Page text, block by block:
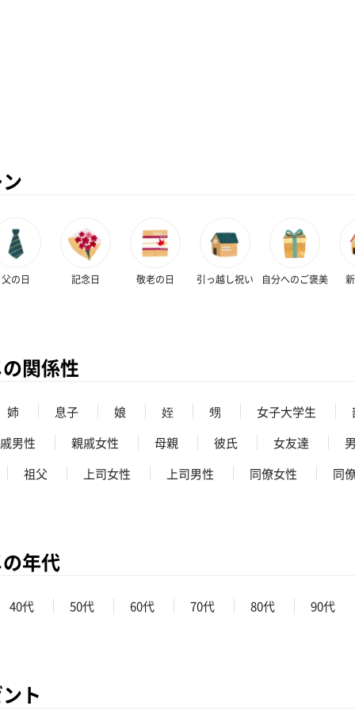
父の日 記念日 敬老の日 引っ越し祝い 自分へのご褒美
関係性
姉 息子 娘 姪 甥 女子大学生
男性 親戚女性 母親 彼氏 女友達
祖父 上司女性 上司男性 同僚女性 同
年代
40代 50代 60代 70代 80代 90代
ト